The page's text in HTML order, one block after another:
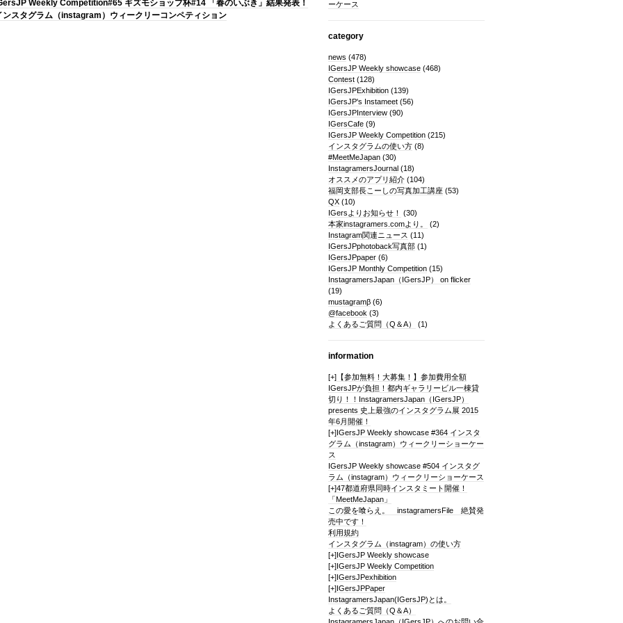
Weekly Competition#65 ギズモショップ杯#14 「春のいぶき」結果発表！
ンスタグラム（instagram）ウィークリーコンペティション
ーケース
category
news (478)
IGersJP Weekly showcase(468)
Contest(128)
IGersJPExhibition(139)
IGersJP's Instameet(56)
IGersJPInterview(90)
IGersCafe(9)
IGersJP Weekly Competition(215)
インスタグラムの使い方(8)
#MeetMeJapan(30)
InstagramersJournal(18)
オススメのアプリ紹介(104)
福岡支部長こーしの写真加工講座(53)
QX(10)
IGersよりお知らせ！
(30)
本家instagramers.comより。
(2)
Instagram関連ニュース (11)
IGersJPphotoback写真部(1)
IGersJPpaper(6)
IGersJP Monthly Competition(15)
InstagramersJapan（IGersJP） on flicker
(19)
mustagramβ(6)
@facebook (3)
よくあるご質問（Q＆A）
(1)
information
[+]【参加無料！大募集！】参加費用全額
IGersJPが負担！都内ギャラリービル一棟貸
切り！！InstagramersJapan（IGersJP）
presents 史上最強のインスタグラム展 2015
年6月開催！
[+]IGersJP Weekly showcase #364 インスタ
グラム（instagram）ウィークリーショーケー
ス
IGersJP Weekly showcase #504 インスタグ
ラム（instagram）ウィークリーショーケース
[+]47都道府県同時インスタミート開催！
「MeetMeJapan」
この愛を喰らえ。 instagramersFile 絶賛発
売中です！
利用規約
インスタグラム（instagram）の使い方
[+]IGersJP Weekly showcase
[+]IGersJP Weekly Competition
[+]IGersJPexhibition
[+]IGersJPPaper
InstagramersJapan(IGersJP)とは。
よくあるご質問（Q＆A）